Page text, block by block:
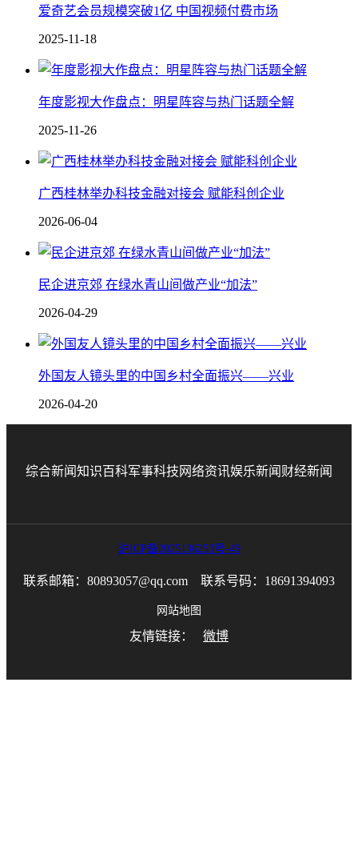
爱奇艺会员规模突破1亿 中国视频付费市场
2025-11-18
年度影视大作盘点：明星阵容与热门话题全解
2025-11-26
广西桂林举办科技金融对接会 赋能科创企业
2026-06-04
民企进京郊 在绿水青山间做产业“加法”
2026-04-29
外国友人镜头里的中国乡村全面振兴——兴业
2026-04-20
综合新闻知识百科军事科技 网络资讯娱乐新闻 财经新闻
沪ICP备2025136253号-49
联系邮箱：80893057@qq.com 联系号码：18691394093
网站地图
友情链接： 微博